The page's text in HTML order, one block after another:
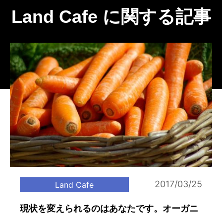
Land Cafe に関する記事
Land Cafe 2017/03/25
現状を変えられるのはあなたです。オーガニ